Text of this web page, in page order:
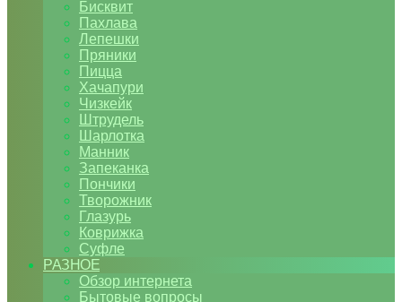
Бисквит
Пахлава
Лепешки
Пряники
Пицца
Хачапури
Чизкейк
Штрудель
Шарлотка
Манник
Запеканка
Пончики
Творожник
Глазурь
Коврижка
Суфле
РАЗНОЕ
Обзор интернета
Бытовые вопросы